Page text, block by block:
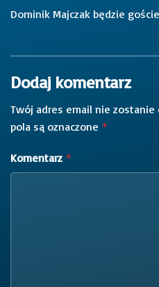
Dominik Majczak będzie
Dodaj komentarz
Twój adres email nie zostanie
pola są oznaczone *
Komentarz *